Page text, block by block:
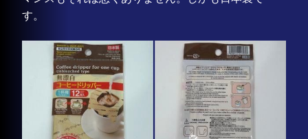
す。